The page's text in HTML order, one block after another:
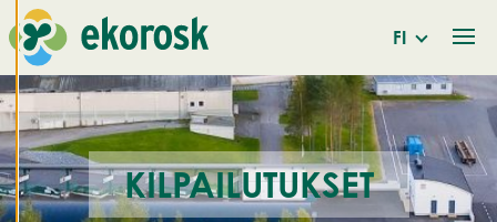
Käytämme
evästeitä
tarjotaksemme
paremman
käyttökokemuksen
ja henkilökohtaista
palvelua.
FI
KILPAILUTUKSET